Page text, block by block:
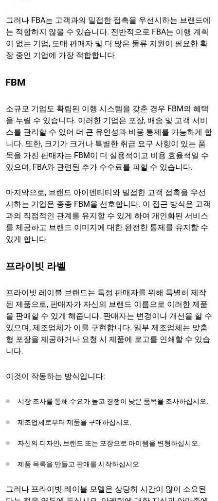
그러나 FBA는 고객과의 밀접한 접촉을 우선시하는 브랜드에
는 적합하지 않을 수 있습니다. 전반적으로 FBA는 이행 계획
이 없는 기업, 도매 판매자 및 더 많은 물류 지원이 필요한 확
장 중인 기업에 가장 적합합니다
FBM
소규모 기업도 확립된 이행 시스템을 갖춘 경우 FBM의 혜택
을 누릴 수 있습니다. 이러한 기업은 포장, 배송 및 고객 서비
스를 관리할 수 있어 더 큰 유연성과 비용 통제를 가능하게 합
니다. 또한, 크기가 크거나 특별한 취급 요구 사항이 있는 품
목을 가진 판매자는 FBM이 더 실용적이고 비용 효율적일 수
있으며, FBA와 관련된 추가 수수료를 피할 수 있습니다.
마지막으로, 브랜드 아이덴티티와 밀접한 고객 접촉을 우선
시하는 기업은 종종 FBM을 선호합니다. 이 접근 방식은 고객
과의 직접적인 관계를 유지할 수 있게 하여 개인화된 서비스
를 제공하고 브랜드 이미지에 대한 완전한 통제를 유지할 수
있게 합니다
프라이빗 라벨
프라이빗 레이블 브랜드는 특정 판매자를 위해 특별히 제작
된 제품으로, 판매자가 자신의 브랜드 이름으로 이러한 제품
을 판매할 수 있게 해줍니다. 판매자는 변경이나 개선을 할 수
있으며, 제조업체가 이를 구현합니다. 일부 제조업체는 맞춤
형 포장을 제공하거나 요청 시 제품에 로고를 인쇄할 수 있습
니다.
이것이 작동하는 방식입니다:
시장 조사를 통해 수요가 높고 경쟁이 낮은 품목을 조사하십시오.
제조업체로부터 제품을 구매하십시오.
자신의 디자인, 브랜드 또는 포장으로 아이템을 변형하십시오.
제품 목록을 만들고 판매를 시작하십시오
그러나 프라이빗 레이블 모델은 상당히 시간이 많이 소요된